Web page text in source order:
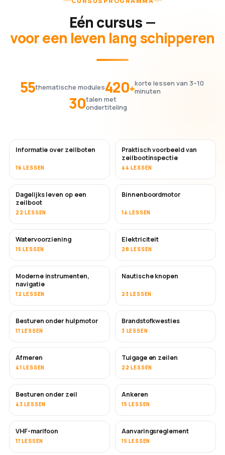
Eén cursus —
voor een leven lang schipperen
55thematische modules420+korte lessen van 3–10
minuten
30talen met
ondertiteling
Informatie over zeilboten
16 LESSEN
Praktisch voorbeeld van
zeilbootinspectie
44 LESSEN
Dagelijks leven op een
zeilboot
22 LESSEN
Binnenboordmotor
14 LESSEN
Watervoorziening
15 LESSEN
Elektriciteit
28 LESSEN
Moderne instrumenten,
navigatie
12 LESSEN
Nautische knopen
23 LESSEN
Besturen onder hulpmotor
11 LESSEN
Brandstofkwesties
3 LESSEN
Afmeren
41 LESSEN
Tuigage en zeilen
22 LESSEN
Besturen onder zeil
43 LESSEN
Ankeren
15 LESSEN
VHF-marifoon
11 LESSEN
Aanvaringsreglement
15 LESSEN